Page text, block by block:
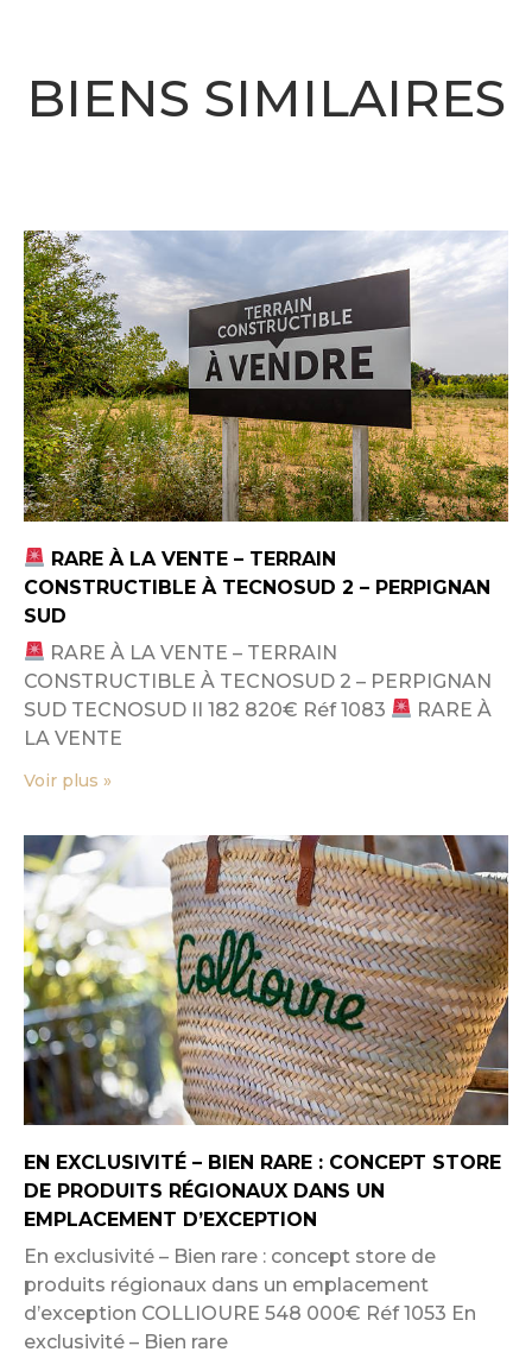
BIENS SIMILAIRES
RARE À LA VENTE – TERRAIN
CONSTRUCTIBLE À TECNOSUD 2 – PERPIGNAN
SUD
RARE À LA VENTE – TERRAIN
CONSTRUCTIBLE À TECNOSUD 2 – PERPIGNAN
SUD TECNOSUD II 182 820€ Réf 1083
RARE À
LA VENTE
Voir plus »
EN EXCLUSIVITÉ – BIEN RARE : CONCEPT STORE
DE PRODUITS RÉGIONAUX DANS UN
EMPLACEMENT D’EXCEPTION
En exclusivité – Bien rare : concept store de
produits régionaux dans un emplacement
d’exception COLLIOURE 548 000€ Réf 1053 En
exclusivité – Bien rare